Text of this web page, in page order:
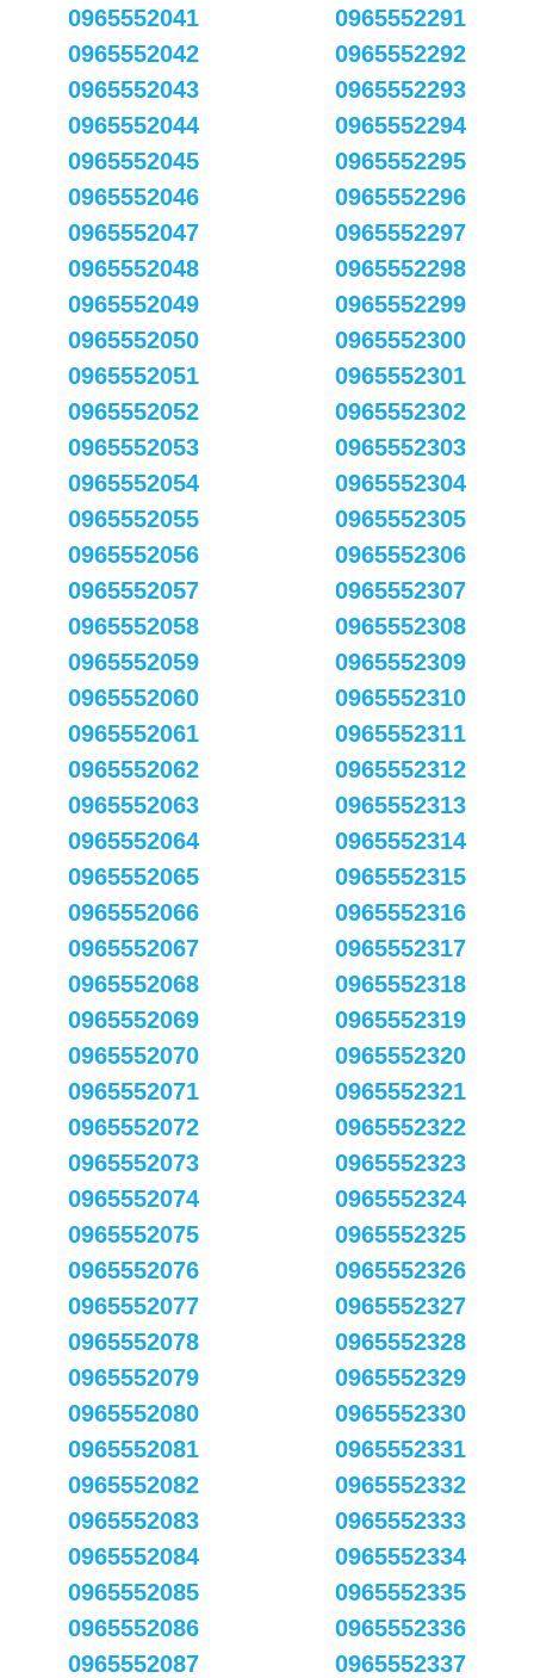
0965552041
0965552042
0965552043
0965552044
0965552045
0965552046
0965552047
0965552048
0965552049
0965552050
0965552051
0965552052
0965552053
0965552054
0965552055
0965552056
0965552057
0965552058
0965552059
0965552060
0965552061
0965552062
0965552063
0965552064
0965552065
0965552066
0965552067
0965552068
0965552069
0965552070
0965552071
0965552072
0965552073
0965552074
0965552075
0965552076
0965552077
0965552078
0965552079
0965552080
0965552081
0965552082
0965552083
0965552084
0965552085
0965552086
0965552087
0965552291
0965552292
0965552293
0965552294
0965552295
0965552296
0965552297
0965552298
0965552299
0965552300
0965552301
0965552302
0965552303
0965552304
0965552305
0965552306
0965552307
0965552308
0965552309
0965552310
0965552311
0965552312
0965552313
0965552314
0965552315
0965552316
0965552317
0965552318
0965552319
0965552320
0965552321
0965552322
0965552323
0965552324
0965552325
0965552326
0965552327
0965552328
0965552329
0965552330
0965552331
0965552332
0965552333
0965552334
0965552335
0965552336
0965552337